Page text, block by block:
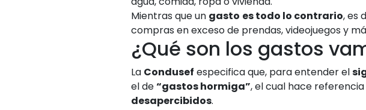
Mientras que un gasto es todo lo contrario, es
compras en exceso de prendas, videojuegos y
¿Qué son los gastos
La Condusef especifica que, para entender el
el de“gastos hormiga”, el cual hace
desapercibidos.